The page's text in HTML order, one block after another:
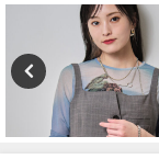
ギャラリー